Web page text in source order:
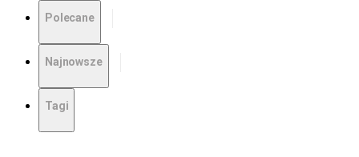
Polecane
Najnowsze
Tagi